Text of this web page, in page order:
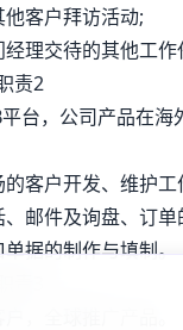
客户拜访活动;
理交待的其他工作
责2
台，公司产品在海
客户开发、维护工
邮件及询盘、订单
据的制作与填制。
责3
，全球推广产品。